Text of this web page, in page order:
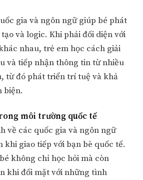
gia và ngôn ngữ giúp bé phát
và logic. Khi phải đối diện với
nhau, trẻ em học cách giải
và tiếp nhận thông tin từ nhiều
từ đó phát triển trí tuệ và khả
biện.
môi trường quốc tế
về các quốc gia và ngôn ngữ
khi giao tiếp với bạn bè quốc tế.
không chỉ học hỏi mà còn
khi đối mặt với những tình